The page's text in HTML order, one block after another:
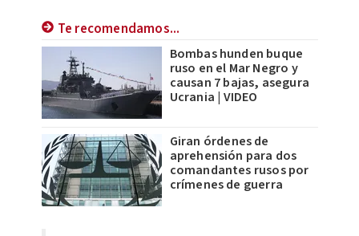
Te recomendamos...
Bombas hunden buque
ruso en el Mar Negro y
causan 7 bajas, asegura
Ucrania | VIDEO
Giran órdenes de
aprehensión para dos
comandantes rusos por
crímenes de guerra